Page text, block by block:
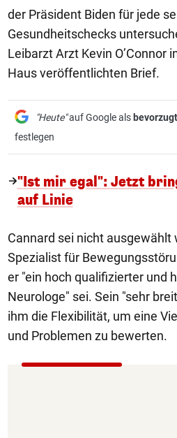
der Präsident Biden für jede
Gesundheitschecks
Leibarzt Arzt Kevin O’Connor
Haus veröffentlichten Brief.
"Heute"auf Google als
festlegen
"Ist mir egal": Jetzt
auf Linie
Cannard sei nicht ausgewählt
Spezialist für
er "ein hoch qualifizierter und
Neurologe" sei. Sein "sehr
ihm die Flexibilität, um eine
und Problemen zu bewerten.